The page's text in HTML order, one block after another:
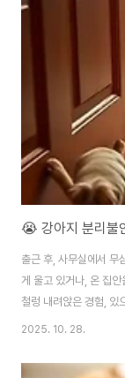
라는 언어를 완벽하게
핥는지에 따라 180도
때 어떻게 대처해야
출근 후, 사무실에서 무
게 울고 있거나, 온 집
철렁 내려앉은 경험, 있
도 잠시, 찢어진 벽지와
의 공포와 패닉을 느끼
2025. 10. 28.